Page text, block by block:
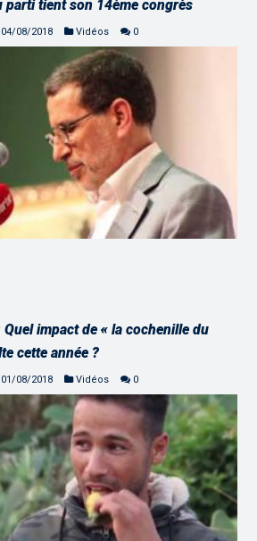
parti tient son 14ème congrès
04/08/2018 Vidéos 0
impact de « la cochenille du
cette année ?
01/08/2018 Vidéos 0